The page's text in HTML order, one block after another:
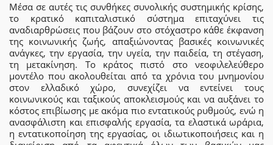
Μέσα σε αυτές τις συνθήκες συνολικής συστημικής κρίσης,
το κρατικό καπιταλιστικό σύστημα επιταχύνει τις
αναδιαρθρώσεις που βάζουν στο στόχαστρο κάθε έκφανση
της κοινωνικής ζωής, απαξιώνοντας βασικές κοινωνικές
ανάγκες, την εργασία, την υγεία, την παιδεία, τη στέγαση,
τη μετακίνηση. Το κράτος πιστό στο νεοφιλελεύθερο
μοντέλο που ακολουθείται από τα χρόνια του μνημονίου
στον ελλαδικό χώρο, συνεχίζει να εντείνει τους
κοινωνικούς και ταξικούς αποκλεισμούς και να αυξάνει το
κόστος επιβίωσης με ακόμα πιο εντατικούς ρυθμούς, ενώ η
ανασφάλιστη και επισφαλής εργασία, τα ελαστικά ωράρια,
η εντατικοποίηση της εργασίας, οι ιδιωτικοποιήσεις και η